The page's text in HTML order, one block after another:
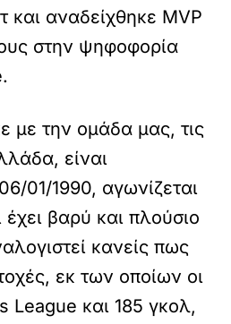
και αναδείχθηκε MVP
στην ψηφοφορία
με την ομάδα μας, τις
είναι
01/1990, αγωνίζεται
έχει βαρύ και πλούσιο
κανείς πως
εκ των οποίων οι
League και 185 γκολ,